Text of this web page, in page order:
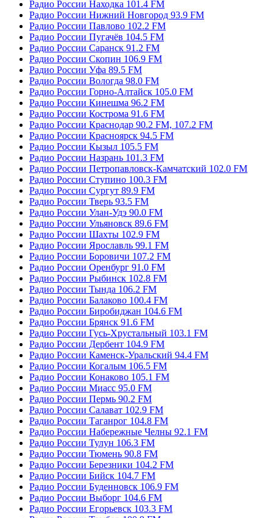
Радио России Находка 101.4 FM
Радио России Нижний Новгород 93.9 FM
Радио России Павлово 102.2 FM
Радио России Пугачёв 104.5 FM
Радио России Саранск 91.2 FM
Радио России Скопин 106.9 FM
Радио России Уфа 89.5 FM
Радио России Вологда 98.0 FM
Радио России Горно-Алтайск 105.0 FM
Радио России Кинешма 96.2 FM
Радио России Кострома 91.6 FM
Радио России Краснодар 90.2 FM, 107.2 FM
Радио России Красноярск 94.5 FM
Радио России Кызыл 105.5 FM
Радио России Назрань 101.3 FM
Радио России Петропавловск-Камчатский 102.0 FM
Радио России Ступино 100.3 FM
Радио России Сургут 89.9 FM
Радио России Тверь 93.5 FM
Радио России Улан-Удэ 90.0 FM
Радио России Ульяновск 89.6 FM
Радио России Шахты 102.9 FM
Радио России Ярославль 99.1 FM
Радио России Боровичи 107.2 FM
Радио России Оренбург 91.0 FM
Радио России Рыбинск 102.8 FM
Радио России Тында 106.2 FM
Радио России Балаково 100.4 FM
Радио России Биробиджан 104.6 FM
Радио России Брянск 91.6 FM
Радио России Гусь-Хрустальный 103.1 FM
Радио России Дербент 104.9 FM
Радио России Каменск-Уральский 94.4 FM
Радио России Когалым 106.5 FM
Радио России Конаково 105.1 FM
Радио России Миасс 95.0 FM
Радио России Пермь 90.2 FM
Радио России Салават 102.9 FM
Радио России Таганрог 104.8 FM
Радио России Набережные Челны 92.1 FM
Радио России Тулун 106.3 FM
Радио России Тюмень 90.8 FM
Радио России Березники 104.2 FM
Радио России Бийск 104.7 FM
Радио России Буденновск 106.9 FM
Радио России Выборг 104.6 FM
Радио России Егорьевск 103.3 FM